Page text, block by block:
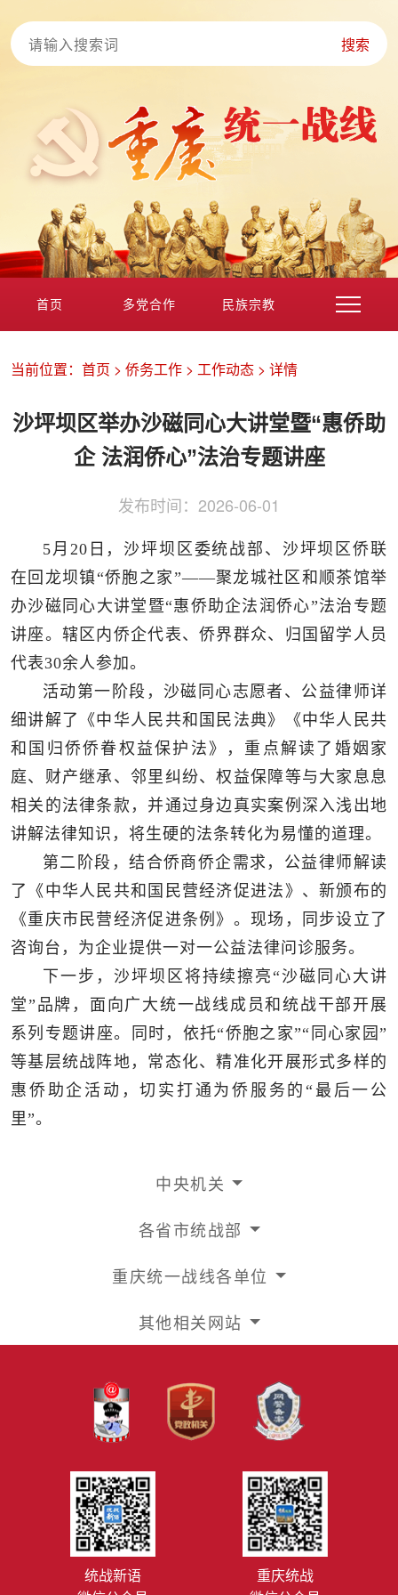
搜索
首页 多党合作 民族宗教
侨务工作 区县动态 统战历史文化
当前位置： 首页 > 侨务工作 > 工作动态 > 详情
沙坪坝区举办沙磁同心大讲堂暨“惠侨助
企 法润侨心”法治专题讲座
发布时间： 2026-06-01
5月20日，沙坪坝区委统战部、沙坪坝区侨联
在回龙坝镇“侨胞之家”——聚龙城社区和顺茶馆举
办沙磁同心大讲堂暨“惠侨助企法润侨心”法治专题
讲座。辖区内侨企代表、侨界群众、归国留学人员
代表30余人参加。
活动第一阶段，沙磁同心志愿者、公益律师详
细讲解了《中华人民共和国民法典》《中华人民共
和国归侨侨眷权益保护法》，重点解读了婚姻家
庭、财产继承、邻里纠纷、权益保障等与大家息息
相关的法律条款，并通过身边真实案例深入浅出地
讲解法律知识，将生硬的法条转化为易懂的道理。
第二阶段，结合侨商侨企需求，公益律师解读
了《中华人民共和国民营经济促进法》、新颁布的
《重庆市民营经济促进条例》。现场，同步设立了
咨询台，为企业提供一对一公益法律问诊服务。
下一步，沙坪坝区将持续擦亮“沙磁同心大讲
堂”品牌，面向广大统一战线成员和统战干部开展
系列专题讲座。同时，依托“侨胞之家”“同心家园”
等基层统战阵地，常态化、精准化开展形式多样的
惠侨助企活动，切实打通为侨服务的“最后一公
里”。
中央机关
各省市统战部
重庆统一战线各单位
其他相关网站
统战新语
重庆统战